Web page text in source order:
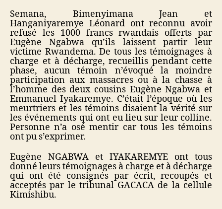
Semana, Bimenyimana Jean et
Hanganiyaremye Léonard ont reconnu avoir
refusé les 1000 francs rwandais offerts par
Eugène Ngabwa qu’ils laissent partir leur
victime Rwandema. De tous les témoignages à
charge et à décharge, recueillis pendant cette
phase, aucun témoin n’évoqué la moindre
participation aux massacres ou à la chasse à
l’homme des deux cousins Eugène Ngabwa et
Emmanuel Iyakaremye. C’était l’époque où les
meurtriers et les témoins disaient la vérité sur
les événements qui ont eu lieu sur leur colline.
Personne n’a osé mentir car tous les témoins
ont pu s’exprimer.
Eugène NGABWA et IYAKAREMYE ont tous
donné leurs témoignages à charge et à décharge
qui ont été consignés par écrit, recoupés et
acceptés par le tribunal GACACA de la cellule
Kimishibu.